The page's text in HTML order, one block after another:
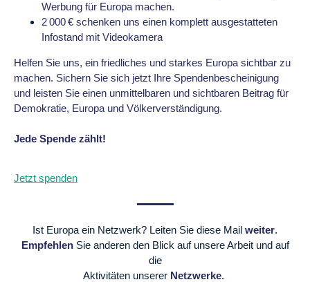
Werbung für Europa machen.
2 000 € schenken uns einen komplett ausgestatteten
Infostand mit Videokamera
Helfen Sie uns, ein friedliches und starkes Europa sichtbar zu
machen. Sichern Sie sich jetzt Ihre Spendenbescheinigung
und leisten Sie einen unmittelbaren und sichtbaren Beitrag für
Demokratie, Europa und Völkerverständigung.
Jede Spende zählt!
Jetzt spenden
Ist Europa ein Netzwerk? Leiten Sie diese Mail weiter.
Empfehlen Sie anderen denBlick auf unsere Arbeit und auf
die
Aktivitäten unserer Netzwerke.